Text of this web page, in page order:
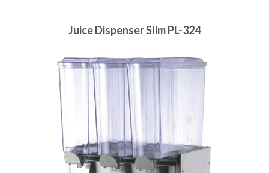
Juice Dispenser Slim PL-324